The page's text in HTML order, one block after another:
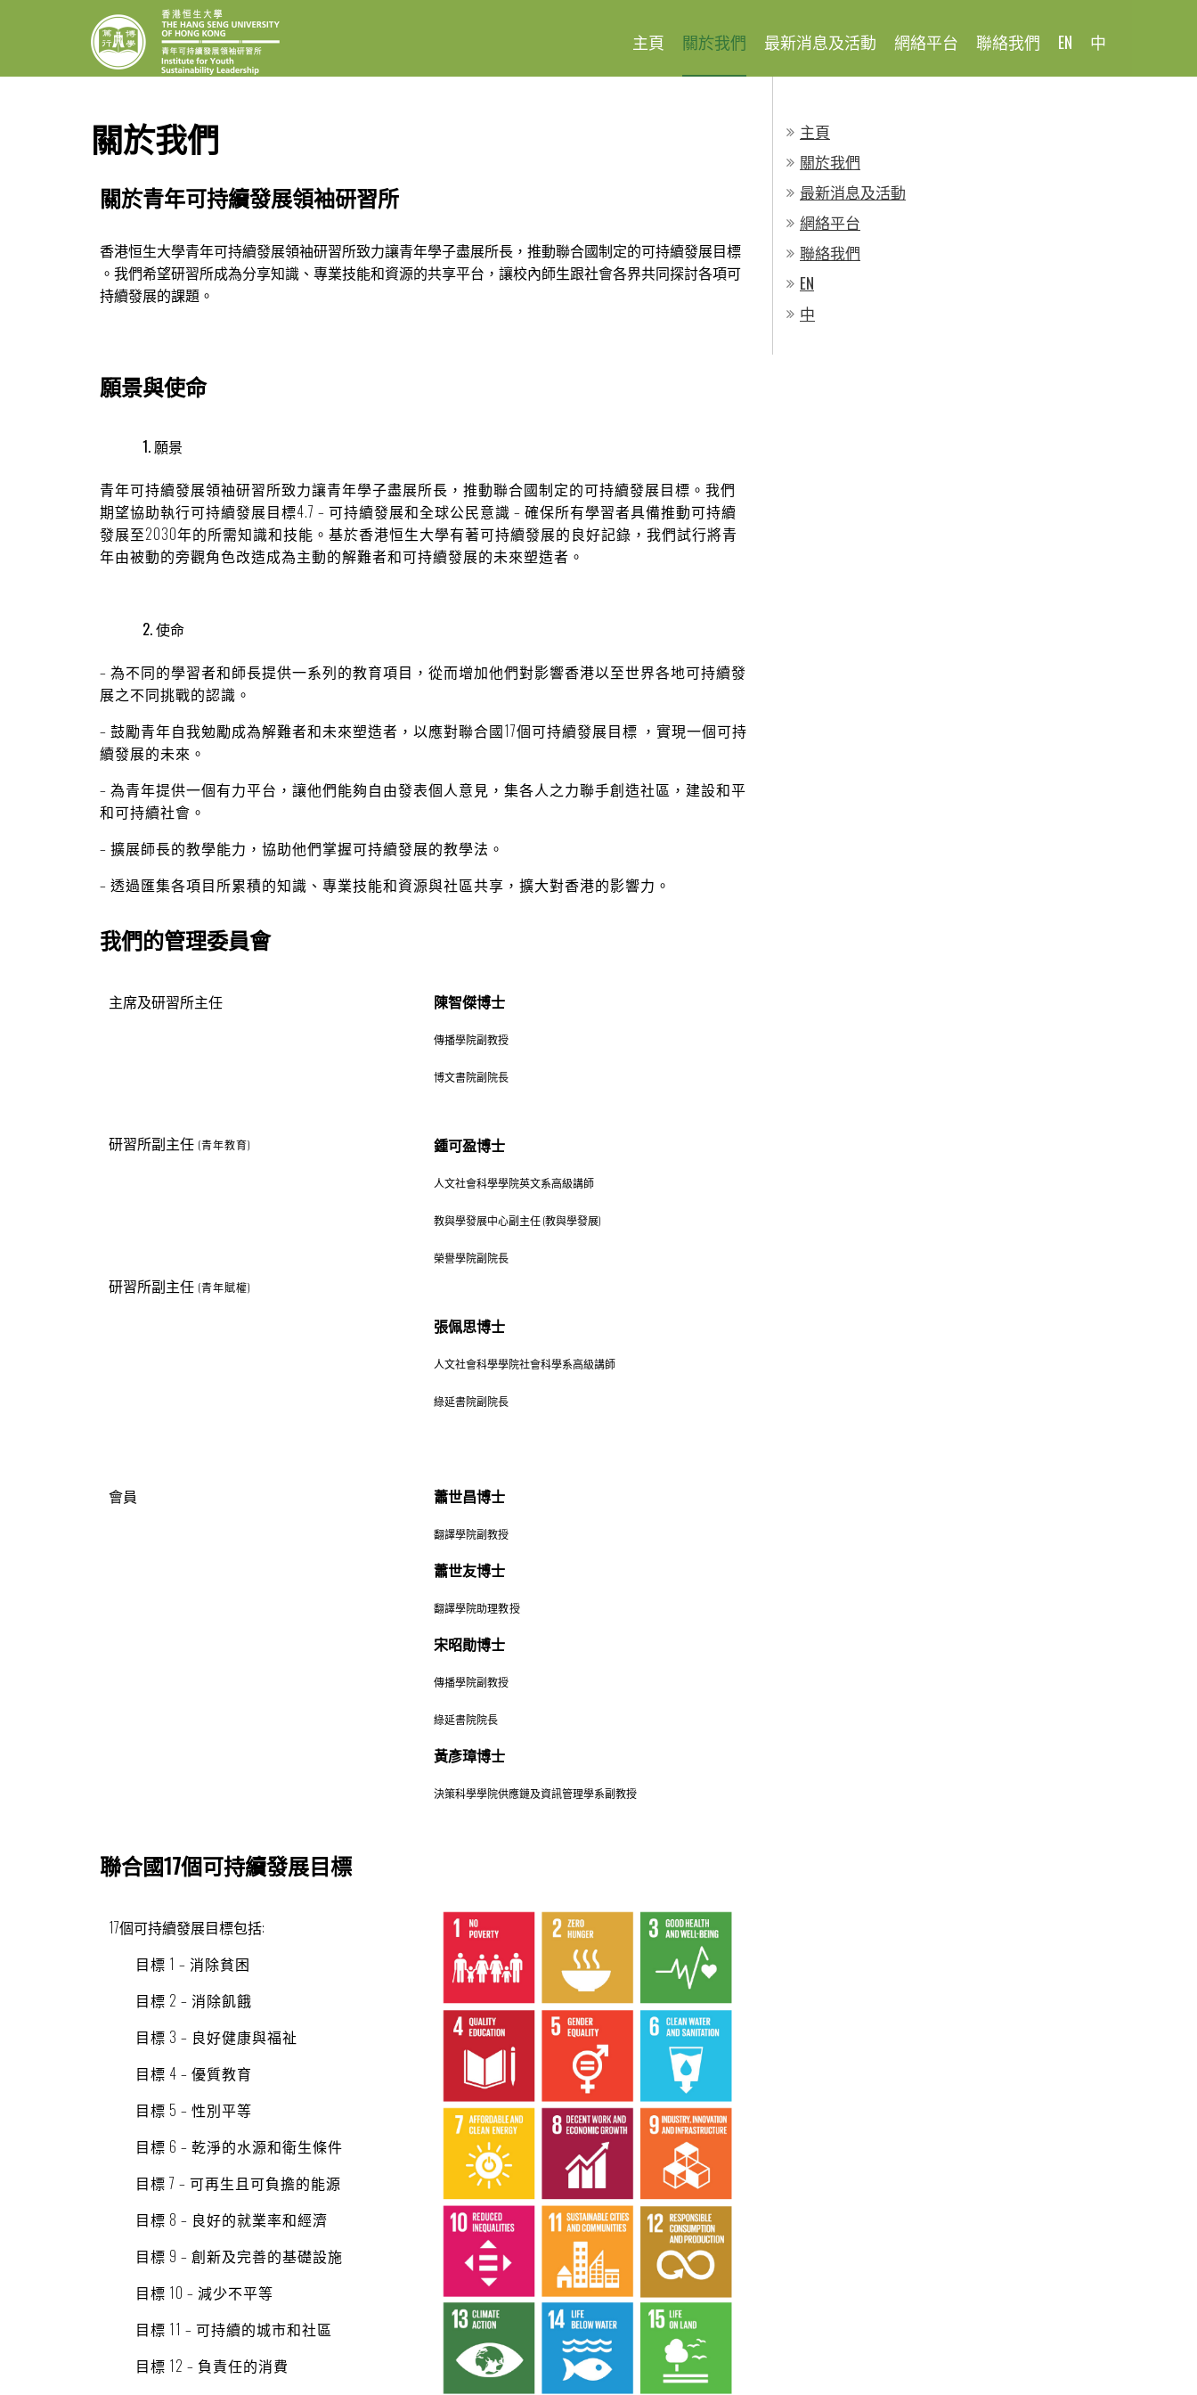
主頁 關於我們 最新消息及活動 網絡平台‌ 聯絡我們 EN 中
關於我們
關於青年可持續發展領袖研習所
香港恒生大學青年可持續發展領袖研習所致力讓青年學子盡展所長，推動聯合國制定的可持續發展目標
。我們希望研習所成為分享知識、專業技能和資源的共享平台，讓校內師生跟社會各界共同探討各項可
持續發展的課題。
願景與使命
1.願景
青年可持續發展領袖研習所致力讓青年學子盡展所長，推動聯合國制定的可持續發展目標。我們
期望協助執行可持續發展目標4.7 – 可持續發展和全球公民意識 – 確保所有學習者具備推動可持續
發展至2030年的所需知識和技能。基於香港恒生大學有著可持續發展的良好記錄，我們試行將青
年由被動的旁觀角色改造成為主動的解難者和可持續發展的未來塑造者。
2.使命
– 為不同的學習者和師長提供一系列的教育項目，從而增加他們對影響香港以至世界各地可持續發
展之不同挑戰的認識。
– 鼓勵青年自我勉勵成為解難者和未來塑造者，以應對聯合國17個可持續發展目標 ，實現一個可持
續發展的未來。
– 為青年提供一個有力平台，讓他們能夠自由發表個人意見，集各人之力聯手創造社區，建設和平
和可持續社會。
– 擴展師長的教學能力，協助他們掌握可持續發展的教學法。
– 透過匯集各項目所累積的知識、專業技能和資源與社區共享，擴大對香港的影響力。
我們的管理委員會
主席及研習所主任
研習所副主任 (青年教育)
研習所副主任 (青年賦權)
陳智傑博士
傳播學院副教授
博文書院副院長
鍾可盈博士
人文社會科學學院英文系高級講師
教與學發展中心副主任 (教與學發展)
榮譽學院副院長
張佩思博士
人文社會科學學院社會科學系高級講師
綠延書院副院長
會員 蕭世昌博士
翻譯學院副教授
蕭世友博士
翻譯學院助理教授
宋昭勛博士
傳播學院副教授
綠延書院院長
黃彥璋博士
決策科學學院供應鏈及資訊管理學系副教授
聯合國17個可持續發展目標
17個可持續發展目標包括:
目標 1 – 消除貧困
目標 2 – 消除飢餓
目標 3 – 良好健康與福祉
目標 4 – 優質教育
目標 5 – 性別平等
目標 6 – 乾淨的水源和衛生條件
目標 7 – 可再生且可負擔的能源
目標 8 – 良好的就業率和經濟
目標 9 – 創新及完善的基礎設施
目標 10 – 減少不平等
目標 11 – 可持續的城市和社區
目標 12 – 負責任的消費
主頁
關於我們
最新消息及活動
網絡平台‌
聯絡我們
EN
中